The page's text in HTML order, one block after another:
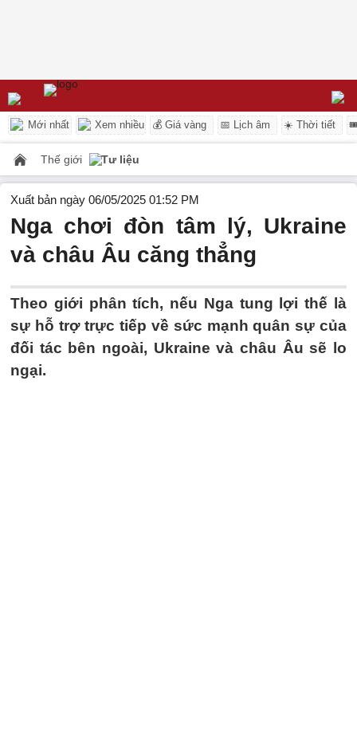
Mới nhất Xem nhiều 💰 Giá vàng 📅 Lịch âm ☀️ Thời tiết
Thế giới Tư liệu
Xuất bản ngày 06/05/2025 01:52 PM
Nga chơi đòn tâm lý, Ukraine
và châu Âu căng thẳng
Theo giới phân tích, nếu Nga tung lợi thế là
sự hỗ trợ trực tiếp về sức mạnh quân sự của
đối tác bên ngoài, Ukraine và châu Âu sẽ lo
ngại.